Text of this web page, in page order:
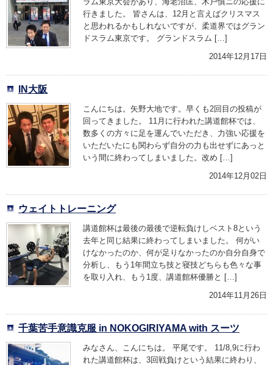
行きました。 皆さんは、12月と言えばクリスマス
と思われるかもしれないですが、柔道界ではグラン
ドスラム東京です。 グランドスラム […]
2014年12月17日
IN大阪
こんにちは。矢野大地です。早くも2回目の投稿が
回ってきました。 11月に行われた講道館杯では、
数多くの方々に足を運んでいただき、力強い応援を
いただいたにも関わらず自分の力も出せずにあっと
いう間に終わってしまいました。改め […]
2014年12月02日
ウェイトトレーニング
講道館杯は最後の最後で逆転負けしベスト8という
去年と同じ結果に終わってしまいました。 何がい
けなかったのか、何が足りなかったのか自分自身で
分析し、もう1年間立ち技と寝技どちらも色々な事
を取り入れ、もう1度、講道館杯優勝と […]
2014年11月26日
千葉苦手意識克服 in NOKOGIRIYAMA with スーツ
みなさん、こんにちは。 平尾です。 11/8,9に行わ
れた講道館杯は、3回戦負けという結果に終わり、